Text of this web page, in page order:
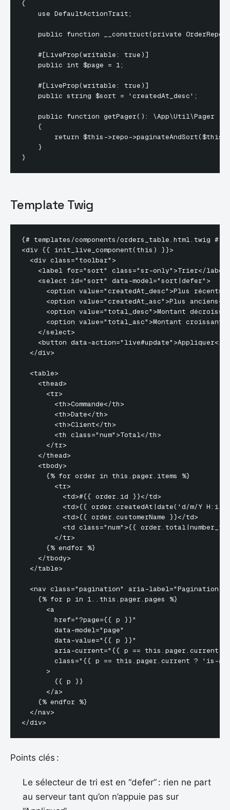
{
    use DefaultActionTrait;
public function __construct(private
    #[LiveProp(writable: true)]
    public int $page = 1;
    #[LiveProp(writable: true)]
    public string $sort = 'createdAt_desc';
    public function getPager(): \App\Util\Pager
    {
return $this->repo-
    }
Template Twig
{# templates/components/orders_table.html.twig #}
<div {{ init_live_component(this) }}>
  <div class="toolbar">
<label for="sort" class="sr-only">Trier</
    <select id="sort" data-model="sort|defer">
<option value="createdAt_desc">Plus
<option value="createdAt_asc">Plus anciens</
<option value="total_desc">Montant
<option value="total_asc">Montant
    </select>
<button data-action="live#update">Appliquer</
  </div>
  <table>
    <thead>
      <tr>
        <th>Commande</th>
        <th>Date</th>
        <th>Client</th>
        <th class="num">Total</th>
      </tr>
    </thead>
    <tbody>
      {% for order in this.pager.items %}
        <tr>
          <td>#{{ order.id }}</td>
<td>{{ order.createdAt|date('d/m/Y H:i')
          <td>{{ order.customerName }}</td>
<td class="num">{{
        </tr>
      {% endfor %}
    </tbody>
  </table>
  <nav class="pagination" aria-label="Pagination">
    {% for p in 1..this.pager.pages %}
      <a
        href="?page={{ p }}"
        data-model="page"
        data-value="{{ p }}"
aria-current="{{ p == this.pager.current
class="{{ p == this.pager.current ? 'is-
      >
        {{ p }}
      </a>
    {% endfor %}
  </nav>
Points clés :
Le sélecteur de tri est en “defer” : rien ne part
au serveur tant qu’on n’appuie pas sur